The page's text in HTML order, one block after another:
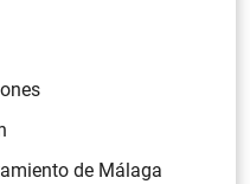
de Málaga